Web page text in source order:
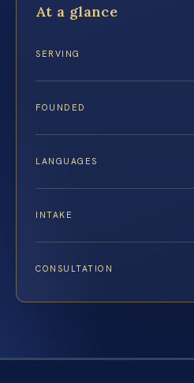
At a glance
SERVING
FOUNDED
LANGUAGES
INTAKE
CONSULTATION